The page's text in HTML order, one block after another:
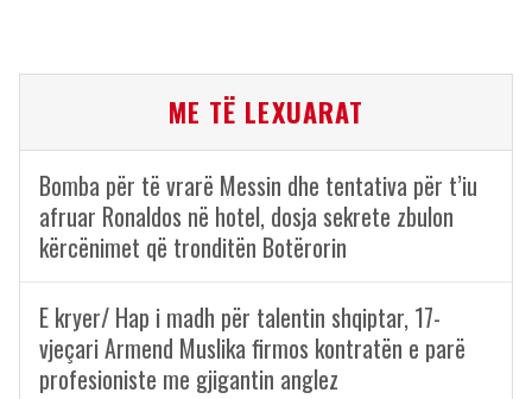
ME TË LEXUARAT
Bomba për të vrarë Messin dhe tentativa për t’iu
afruar Ronaldos në hotel, dosja sekrete zbulon
kërcënimet që tronditën Botërorin
E kryer/ Hap i madh për talentin shqiptar, 17-
vjeçari Armend Muslika firmos kontratën e parë
profesioniste me gjigantin anglez